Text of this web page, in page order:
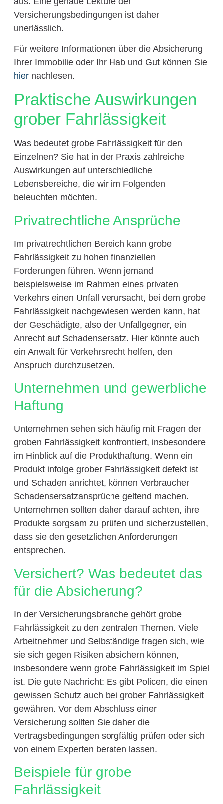
Versicherungsbedingungen ist daher
unerlässlich.
Für weitere Informationen über die Absicherung
Ihrer Immobilie oder Ihr Hab und Gut können Sie
hiernachlesen.
Praktische Auswirkungen
grober Fahrlässigkeit
Was bedeutet grobe Fahrlässigkeit für den
Einzelnen? Sie hat in der Praxis zahlreiche
Auswirkungen auf unterschiedliche
Lebensbereiche, die wir im Folgenden
beleuchten möchten.
Privatrechtliche Ansprüche
Im privatrechtlichen Bereich kann grobe
Fahrlässigkeit zu hohen finanziellen
Forderungen führen. Wenn jemand
beispielsweise im Rahmen eines privaten
Verkehrs einen Unfall verursacht, bei dem grobe
Fahrlässigkeit nachgewiesen werden kann, hat
der Geschädigte, also der Unfallgegner, ein
Anrecht auf Schadensersatz. Hier könnte auch
ein Anwalt für Verkehrsrecht helfen, den
Anspruch durchzusetzen.
Unternehmen und gewerbliche
Haftung
Unternehmen sehen sich häufig mit Fragen der
groben Fahrlässigkeit konfrontiert, insbesondere
im Hinblick auf die Produkthaftung. Wenn ein
Produkt infolge grober Fahrlässigkeit defekt ist
und Schaden anrichtet, können Verbraucher
Schadensersatzansprüche geltend machen.
Unternehmen sollten daher darauf achten, ihre
Produkte sorgsam zu prüfen und sicherzustellen,
dass sie den gesetzlichen Anforderungen
entsprechen.
Versichert? Was bedeutet das
für die Absicherung?
In der Versicherungsbranche gehört grobe
Fahrlässigkeit zu den zentralen Themen. Viele
Arbeitnehmer und Selbständige fragen sich, wie
sie sich gegen Risiken absichern können,
insbesondere wenn grobe Fahrlässigkeit im Spiel
ist. Die gute Nachricht: Es gibt Policen, die einen
gewissen Schutz auch bei grober Fahrlässigkeit
gewähren. Vor dem Abschluss einer
Versicherung sollten Sie daher die
Vertragsbedingungen sorgfältig prüfen oder sich
von einem Experten beraten lassen.
Beispiele für grobe
Fahrlässigkeit